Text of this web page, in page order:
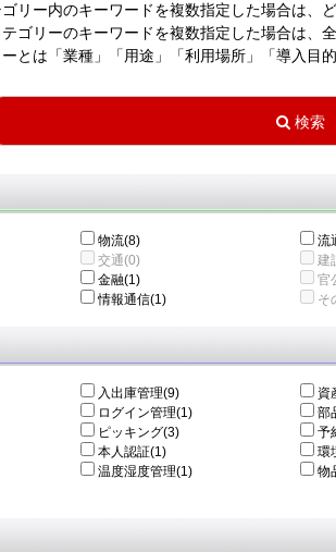
リー内のキーワードを複数指定した場合は、
ゴリーのキーワードを複数指定した場合は、
とは「業種」「用途」「利用場所」「導入目
物流(8)
流
交通(0)
建
金融(1)
官
情報通信(1) そ
入出庫管理(9)
資
ログイン管理(1)
部
ピッキング(3)
予
本人認証(1)
環
温度湿度管理(1)
物